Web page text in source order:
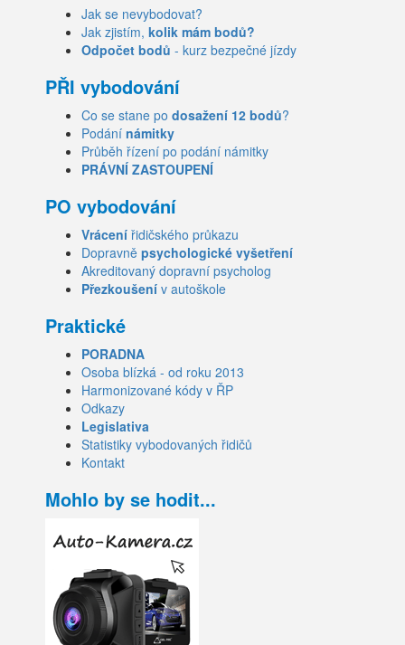
Jak se nevybodovat?
Jak zjistím, kolik mám bodů?
Odpočet bodů - kurz bezpečné jízdy
PŘI vybodování
Co se stane po dosažení 12 bodů?
Podání námitky
Průběh řízení po podání námitky
PRÁVNÍ ZASTOUPENÍ
PO vybodování
Vrácení řidičského průkazu
Dopravně psychologické vyšetření
Akreditovaný dopravní psycholog
Přezkoušení v autoškole
Praktické
PORADNA
Osoba blízká - od roku 2013
Harmonizované kódy v ŘP
Odkazy
Legislativa
Statistiky vybodovaných řidičů
Kontakt
Mohlo by se hodit...